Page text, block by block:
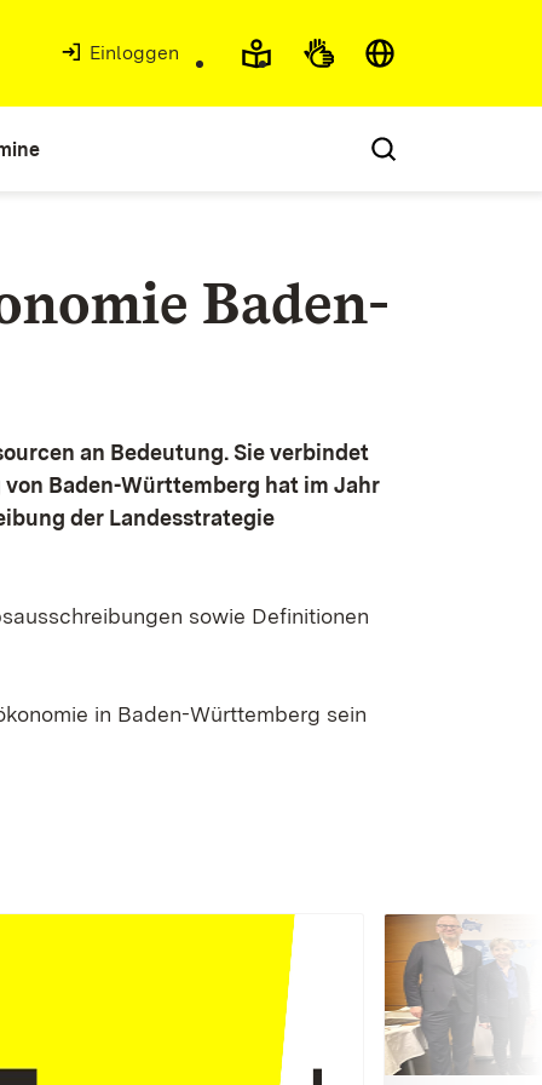
Einloggen
Baden-
an Bedeutung. Sie verbindet
Baden-Württemberg hat im Jahr
der Landesstrategie
sowie Definitionen
in Baden-Württemberg sein